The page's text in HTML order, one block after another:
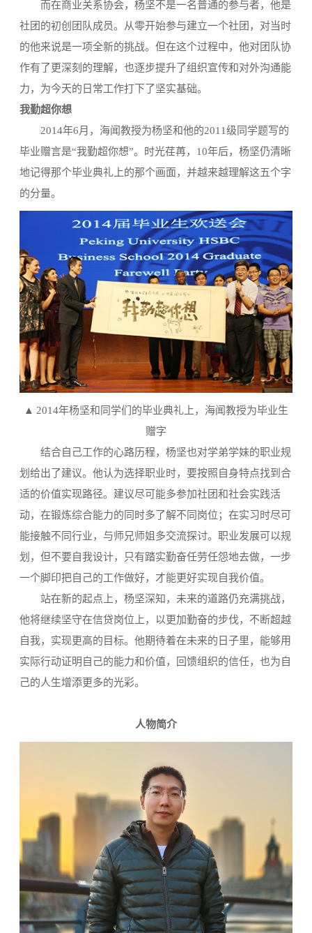
而在商业关系协会，杨坚不是一名普通的参与者，他是
社团的初创团队成员。从零开始参与建立一个社团，对当时
的他来说是一项全新的挑战。但在这个过程中，他对团队协
作有了更深刻的理解，也逐步提升了组织宣传和对外沟通能
力，为今天的日常工作打下了坚实基础。
我勤超你想
2014年6月，海闻教授为杨坚和他的2011级同学题写的
毕业赠言是“我勤超你想”。时光荏苒，10年后，杨坚仍清晰
地记得那个毕业典礼上的那个画面，并越来越理解这五个字
的分量。
▲ 2014年杨坚和同学们的毕业典礼上，海闻教授为毕业生
赠字
结合自己工作的心路历程，杨坚也对学弟学妹的职业规
划给出了建议。他认为选择职业时，要按照自身特点找到合
适的价值实现路径。建议尽可能多参加社团和社会实践活
动，在锻炼综合能力的同时多了解不同岗位；在实习时尽可
能接触不同行业，与师兄师姐多交流探讨。职业发展可以规
划，但不要自我设计，只有踏实勤奋任劳任怨地去做，一步
一个脚印把自己的工作做好，才能更好实现自我价值。
站在新的起点上，杨坚深知，未来的道路仍充满挑战，
他将继续坚守在信贷岗位上，以更加勤奋的步伐，不断超越
自我，实现更高的目标。他期待着在未来的日子里，能够用
实际行动证明自己的能力和价值，回馈组织的信任，也为自
己的人生增添更多的光彩。
人物简介